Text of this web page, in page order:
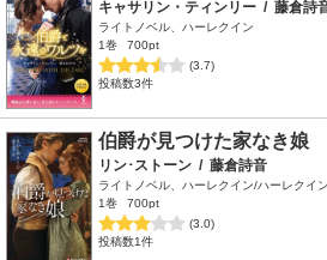
キャサリン・ティンリー / 藤倉詩
ライトノベル、ハーレクイン
1巻
700pt
(3.7)
投稿数3件
伯爵が見つけた家なき娘
リン･ストーン / 藤倉詩音
ライトノベル、ハーレクイン/ハーレクイ
1巻
700pt
(3.0)
投稿数1件